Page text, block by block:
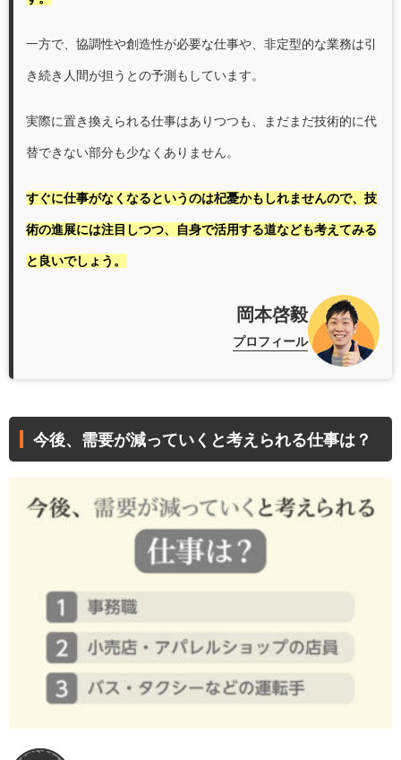
岡本啓毅
プロフィール
一方で、協調性や創造性が必要な仕事や、非定型的な業務は引
き続き人間が担うとの予測もしています。
実際に置き換えられる仕事はありつつも、まだまだ技術的に代
替できない部分も少なくありません。
すぐに仕事がなくなるというのは杞憂かもしれませんので、技
術の進展には注目しつつ、自身で活用する道なども考えてみる
と良いでしょう。
今後、需要が減っていくと考えられる仕事は？